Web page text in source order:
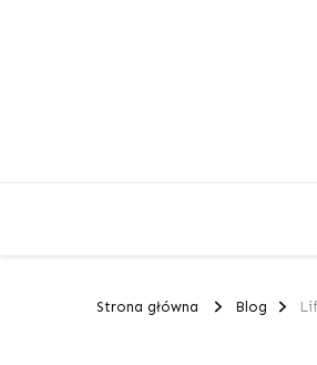
Strona główna Blog